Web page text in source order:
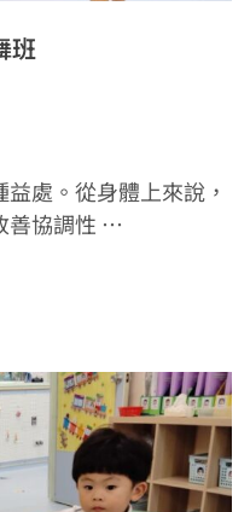
班
處。從身體上來說，
善協調性 …